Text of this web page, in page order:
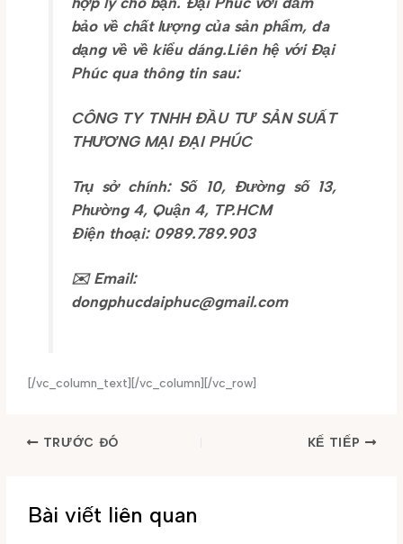
bảo về chất lượng của sản phẩm, đa
dạng về về kiểu dáng.Liên hệ với Đại
Phúc qua thông tin sau:
CÔNG TY TNHH ĐẦU TƯ SẢN SUẤT
THƯƠNG MẠI ĐẠI PHÚC
Trụ sở chính: Số 10, Đường số 13,
Phường 4, Quận 4, TP.HCM
Điện thoại: 0989.789.903
✉️Email:
dongphucdaiphuc@gmail.com
[/vc_column_text][/vc_column][/vc_row]
TRƯỚC ĐÓ KẾ TIẾP
Bài viết liên quan